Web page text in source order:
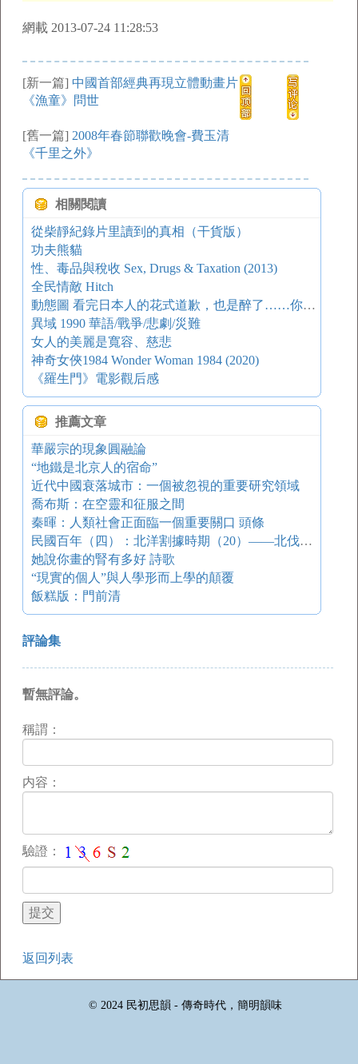
網載 2013-07-24 11:28:53
[新一篇] 中國首部經典再現立體動畫片
《漁童》問世
[舊一篇] 2008年春節聯歡晚會-費玉清
《千里之外》
相關閱讀
從柴靜紀錄片里讀到的真相（干貨版）
功夫熊貓
性、毒品與稅收 Sex, Drugs & Taxation (2013)
全民情敵 Hitch
動態圖 看完日本人的花式道歉，也是醉了……你造嗎 @安倍 ？
異域 1990 華語/戰爭/悲劇/災難
女人的美麗是寬容、慈悲
神奇女俠1984 Wonder Woman 1984 (2020)
《羅生門》電影觀后感
推薦文章
華嚴宗的現象圓融論
“地鐵是北京人的宿命”
近代中國衰落城市：一個被忽視的重要研究領域
喬布斯：在空靈和征服之間
秦暉：人類社會正面臨一個重要關口 頭條
民國百年（四）：北洋割據時期（20）——北伐軍平定南方
她說你畫的腎有多好 詩歌
“現實的個人”與人學形而上學的顛覆
飯糕版：門前清
評論集
暫無評論。
稱謂：
内容：
驗證：
返回列表
© 2024 民初思韻 - 傳奇時代，簡明韻味